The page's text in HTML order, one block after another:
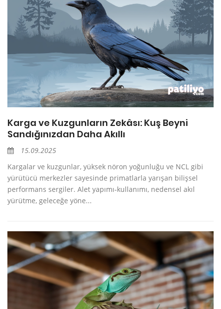
Karga ve Kuzgunların Zekâsı: Kuş Beyni
Sandığınızdan Daha Akıllı
15.09.2025
Kargalar ve kuzgunlar, yüksek nöron yoğunluğu ve NCL gibi
yürütücü merkezler sayesinde primatlarla yarışan bilişsel
performans sergiler. Alet yapımı‑kullanımı, nedensel akıl
yürütme, geleceğe yöne...